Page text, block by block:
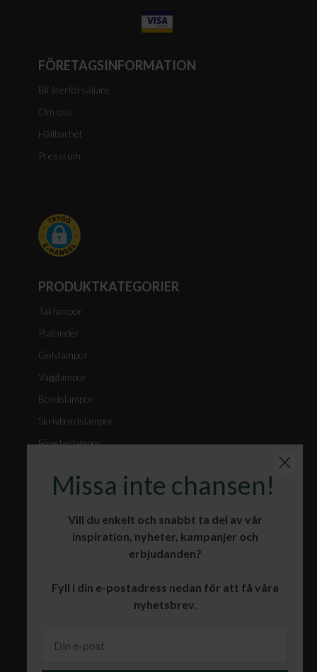
FÖRETAGSINFORMATION
Bli återförsäljare
Om oss
Hållbarhet
Pressrum
PRODUKTKATEGORIER
Taklampor
Plafonder
Golvlampor
Vägglampor
Bordslampor
Skrivbordslampor
Fönsterlampor
Badrumslampor
Öppet köp och retur
Missa inte chansen!
Vill du enkelt och snabbt ta del av vår
inspiration, nyheter, kampanjer och
erbjudanden?
Fyll i din e-postadress nedan för att få våra
nyhetsbrev.